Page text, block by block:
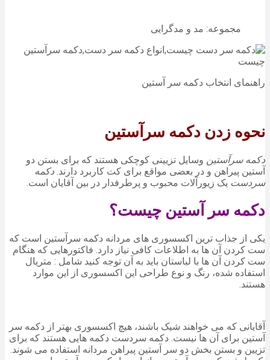
مجموعه: مد و مدگرایی
راهنمای انتخاب دکمه سر آستین
نحوه زدن دکمه سرآستین
دکمه سرآستین وسایل تزیینی کوچکی هستند که برای بستن دو
آستین پیراهن و در بعضی مواقع برای کت کاربرد دارند. دکمه
سردست یک زیورآلات محبوب و پرطرفدار در بین آقایان است.
دکمه سر آستین چیست؟
یکی از جذاب ترین اکسسوری های مردانه دکمه سرآستین است که
ست کردن آن ها به اطلاعات کافی نیاز دارد. فاکتورهایی که هنگام
ست کردن آن ها با لباستان باید به آن توجه کنید شامل : متریال
استفاده شده، رنگ و نوع طراحی این اکسسوری از این موارد
هستند.
آقایانی که می خواهند شیک باشند، هیچ اکسسوری بهتر از دکمه سر
آستین برای آن ها نیست. دکمه سردست دکمه هایی هستند که برای
تزیین و بستن بخش دو سر آستین پیراهن مردانه استفاده می شوند.